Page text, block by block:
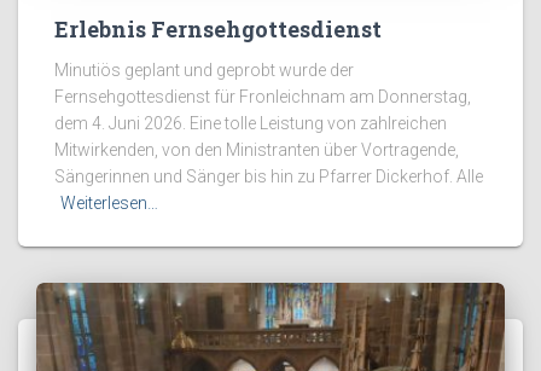
Erlebnis Fernsehgottesdienst
Minutiös geplant und geprobt wurde der
Fernsehgottesdienst für Fronleichnam am Donnerstag,
dem 4. Juni 2026. Eine tolle Leistung von zahlreichen
Mitwirkenden, von den Ministranten über Vortragende,
Sängerinnen und Sänger bis hin zu Pfarrer Dickerhof. Alle
Weiterlesen…